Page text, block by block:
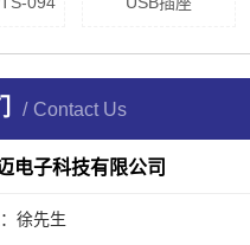
Contact Us
电子科技有限公司
徐先生